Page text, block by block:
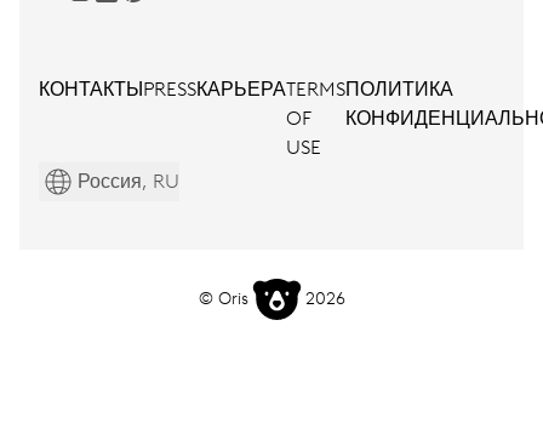
КОНТАКТЫ PRESSКАРЬЕРАTERMS
OF
USE
ПОЛИТИКА
Россия, RU
© Oris 2026